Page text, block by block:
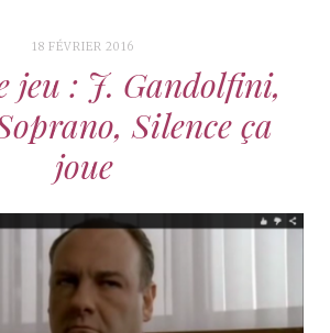
18 FÉVRIER 2016
jeu : J. Gandolfini,
Silence ça
joue